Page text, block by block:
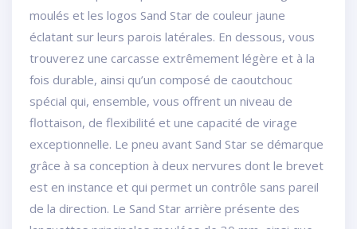
moulés et les logos Sand Star de couleur jaune
éclatant sur leurs parois latérales. En dessous, vous
trouverez une carcasse extrêmement légère et à la
fois durable, ainsi qu’un composé de caoutchouc
spécial qui, ensemble, vous offrent un niveau de
flottaison, de flexibilité et une capacité de virage
exceptionnelle. Le pneu avant Sand Star se démarque
grâce à sa conception à deux nervures dont le brevet
est en instance et qui permet un contrôle sans pareil
de la direction. Le Sand Star arrière présente des